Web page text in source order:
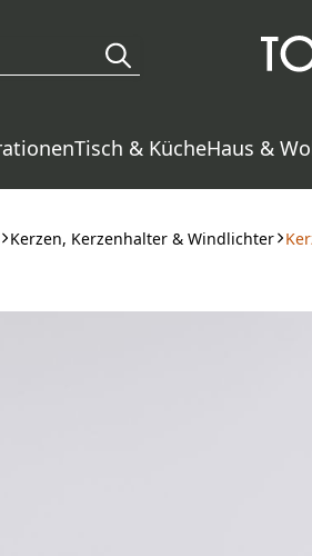
Tisch & KücheHaus &
Kerzen, Kerzenhalter & Windlichter